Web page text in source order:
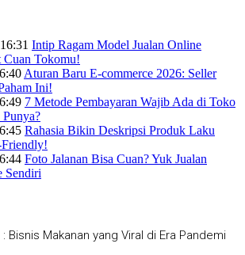
Intip Ragam Model Jualan Online
Tokomu!
Aturan Baru E-commerce 2026: Seller
Ini!
7 Metode Pembayaran Wajib Ada di Toko
Rahasia Bikin Deskripsi Produk Laku
Foto Jalanan Bisa Cuan? Yuk Jualan
Sendiri
: Bisnis Makanan yang Viral di Era Pandemi